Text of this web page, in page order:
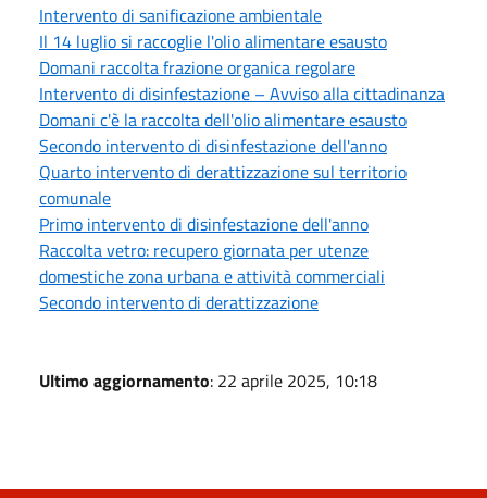
Intervento di sanificazione ambientale
Il 14 luglio si raccoglie l'olio alimentare esausto
Domani raccolta frazione organica regolare
Intervento di disinfestazione – Avviso alla cittadinanza
Domani c'è la raccolta dell'olio alimentare esausto
Secondo intervento di disinfestazione dell'anno
Quarto intervento di derattizzazione sul territorio
comunale
Primo intervento di disinfestazione dell'anno
Raccolta vetro: recupero giornata per utenze
domestiche zona urbana e attività commerciali
Secondo intervento di derattizzazione
Ultimo aggiornamento: 22 aprile 2025, 10:18